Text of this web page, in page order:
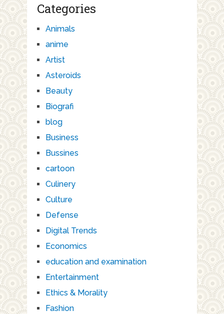
Categories
Animals
anime
Artist
Asteroids
Beauty
Biografi
blog
Business
Bussines
cartoon
Culinery
Culture
Defense
Digital Trends
Economics
education and examination
Entertainment
Ethics & Morality
Fashion